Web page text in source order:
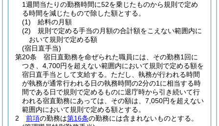
1週間当たりの勤務時間に52を乗じたものから規則で定め
る時間を減じたもので除した額とする。
(1)
給料の月額
(2)
規則で定める手当の月額の合計額をこえない範囲内に
おいて規則で定める額
(宿日直手当)
第20条
宿日直勤務を命ぜられた職員には、その勤務1回に
つき、4,700円を超えない範囲内において規則で定める額を
宿日直手当として支給する。 ただし、執務が行われる時間
が執務が通常行われる日の執務時間の2分の1に相当する時
間である日で規則で定めるものに退庁時から引き続いて行
われる宿直勤務にあっては、その額は、7,050円を超えない
範囲内において規則で定める額とする。
2
前項の勤務は第16条の勤務には含まれないものとする。